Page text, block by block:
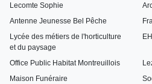
Lecomte Sophie
Antenne Jeunesse Bel Pêche
Lycée des métiers de l'horticulture
et du paysage
Office Public Habitat Montreuillois
Maison Funéraire